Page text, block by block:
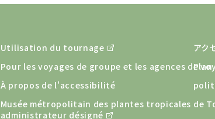
Utilisation du tournage
アク
Pour les voyages de groupe et les agences de
À propos de l'accessibilité
Musée métropolitain des plantes tropicales de
administrateur désigné